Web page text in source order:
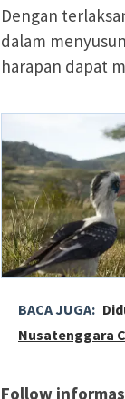
Dengan
dalam
harapan dapat
BACA JUGA:
Nusatenggara
Follow